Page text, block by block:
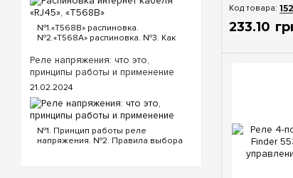
233.10
№1.«T568B» распиновка.
№2.«T568A» распиновка. №3. Как
«T568B» распиновка интернет
кабеля Порядок проводов схемы
«T568B»: «T568B» 1. Бело...
Реле напряжения: что это,
принципы работы и применение
21.02.2024
№1. Принцип работы реле
напряжения. №2. Правила выбора